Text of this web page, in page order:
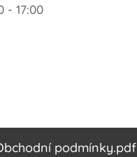
- 17:00
podmínky.pdf